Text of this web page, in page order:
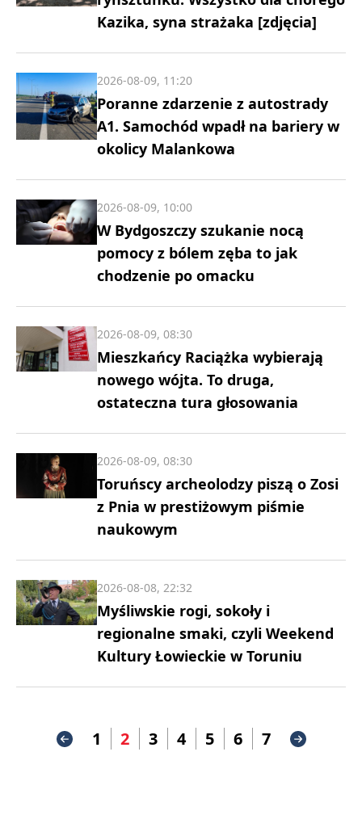
Kazika, syna strażaka [zdjęcia]
Poranne zdarzenie z autostrady
A1. Samochód wpadł na bariery w
okolicy Malankowa
2026-08-09, 11:20
W Bydgoszczy szukanie nocą
pomocy z bólem zęba to jak
chodzenie po omacku
2026-08-09, 10:00
Mieszkańcy Raciążka wybierają
nowego wójta. To druga,
ostateczna tura głosowania
2026-08-09, 08:30
Toruńscy archeolodzy piszą o Zosi
z Pnia w prestiżowym piśmie
naukowym
2026-08-09, 08:30
Myśliwskie rogi, sokoły i
regionalne smaki, czyli Weekend
Kultury Łowieckie w Toruniu
2026-08-08, 22:32
1 2 3 4 5 6 7